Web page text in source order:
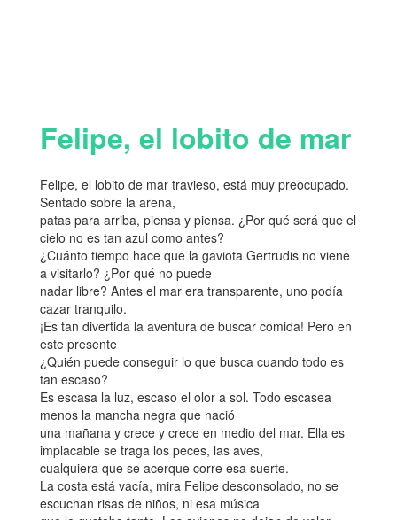
Felipe, el lobito de mar
Felipe, el lobito de mar travieso, está muy preocupado.
Sentado sobre la arena,
patas para arriba, piensa y piensa. ¿Por qué será que el
cielo no es tan azul como antes?
¿Cuánto tiempo hace que la gaviota Gertrudis no viene
a visitarlo? ¿Por qué no puede
nadar libre? Antes el mar era transparente, uno podía
cazar tranquilo.
¡Es tan divertida la aventura de buscar comida! Pero en
este presente
¿Quién puede conseguir lo que busca cuando todo es
tan escaso?
Es escasa la luz, escaso el olor a sol. Todo escasea
menos la mancha negra que nació
una mañana y crece y crece en medio del mar. Ella es
implacable se traga los peces, las aves,
cualquiera que se acerque corre esa suerte.
La costa está vacía, mira Felipe desconsolado, no se
escuchan risas de niños, ni esa música